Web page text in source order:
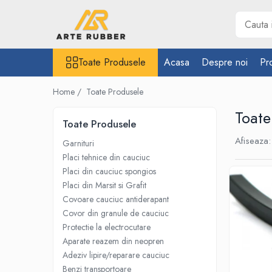
Toate Produsele
Etansare piston hidraulic
Profile din cauciuc
Snur din cauciuc
Cauciuc NBR (rezistent la uleiuri)
Cauciuc siliconic (MVQ)
Cauciuc EPDM spongios
Cauciuc Viton (FKM/FPM)
Cauciuc silicon spongios
Garnituri din cauciuc cu metal
Toate Produsele Acasa Despre noi
Home / Toate Produsele
Toate Produsele
Garnituri
Placi tehnice din cauciuc
Placi din cauciuc spongios
Placi din Marsit si Grafit
Covoare cauciuc antiderapant
Covor din granule de cauciuc
Protectie la electrocutare
Aparate reazem din neopren
Adeziv lipire/reparare cauciuc
Benzi transportoare
Afiseaza: